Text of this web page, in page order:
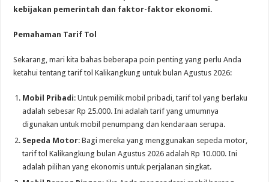
kebijakan pemerintah dan faktor-faktor ekonomi.
Pemahaman Tarif Tol
Sekarang, mari kita bahas beberapa poin penting yang perlu Anda
ketahui tentang tarif tol Kalikangkung untuk bulan Agustus 2026:
Mobil Pribadi: Untuk pemilik mobil pribadi, tarif tol yang berlaku
adalah sebesar Rp 25.000. Ini adalah tarif yang umumnya
digunakan untuk mobil penumpang dan kendaraan serupa.
Sepeda Motor: Bagi mereka yang menggunakan sepeda motor,
tarif tol Kalikangkung bulan Agustus 2026 adalah Rp 10.000. Ini
adalah pilihan yang ekonomis untuk perjalanan singkat.